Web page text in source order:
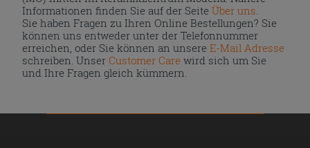
Informationen finden Sie auf der Seite Über uns
Sie haben Fragen zu Ihren Online Bestellungen? Sie
können uns entweder unter der Telefonnummer
erreichen, oder Sie können an unsereE-Mail Adresse
schreiben. UnserCustomer Care wird sich um Sie
und Ihre Fragen gleich kümmern.